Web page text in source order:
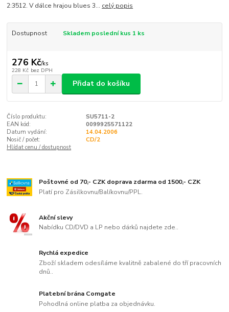
2:3512. V dálce hrajou blues 3... celý popis
Dostupnost Skladem poslední kus 1 ks
276 Kč/ks
228 Kč bez DPH
Přidat do košíku
Číslo produktu:
SU5711-2
EAN kód:
0099925571122
Datum vydání:
14.04.2006
Nosič / počet:
CD/2
Hlídat cenu / dostupnost
Poštovné od 70,- CZK doprava zdarma od 1500,- CZK
Platí pro Zásilkovnu/Balíkovnu/PPL.
Akční slevy
Nabídku CD/DVD a LP nebo dárků najdete zde..
Rychlá expedice
Zboží skladem odesíláme kvalitně zabalené do tří pracovních
dnů..
Platební brána Comgate
Pohodlná online platba za objednávku.